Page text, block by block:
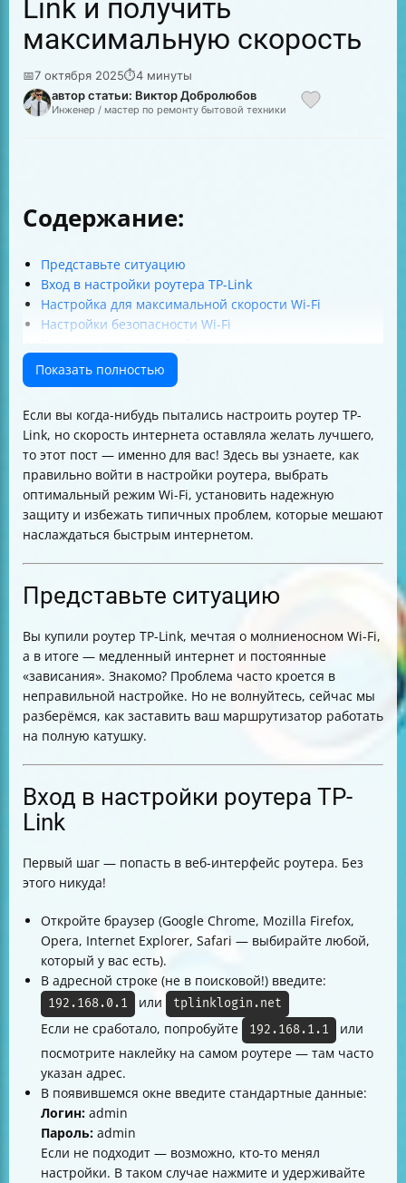
Link и получить
максимальную скорость
📅7 октября 2025⏱4 минуты
автор статьи: Виктор Добролюбов
Инженер / мастер по ремонту бытовой техники
Содержание:
Представьте ситуацию
Вход в настройки роутера TP-Link
Настройка для максимальной скорости Wi-Fi
Настройки безопасности Wi-Fi
изменения настроек?
Перезагрузка роутера
Полезные советы для стабильной работы
Таблица сравнения основных настроек для
максимальной скорости
Итог
Показать полностью
Если вы когда-нибудь пытались настроить роутер TP-
Link, но скорость интернета оставляла желать лучшего,
то этот пост — именно для вас! Здесь вы узнаете, как
правильно войти в настройки роутера, выбрать
оптимальный режим Wi-Fi, установить надежную
защиту и избежать типичных проблем, которые мешают
наслаждаться быстрым интернетом.
Представьте ситуацию
Вы купили роутер TP-Link, мечтая о молниеносном Wi-Fi,
а в итоге — медленный интернет и постоянные
«зависания». Знакомо? Проблема часто кроется в
неправильной настройке. Но не волнуйтесь, сейчас мы
разберёмся, как заставить ваш маршрутизатор работать
на полную катушку.
Вход в настройки роутера TP-
Link
Первый шаг — попасть в веб-интерфейс роутера. Без
этого никуда!
Откройте браузер (Google Chrome, Mozilla Firefox,
Opera, Internet Explorer, Safari — выбирайте любой,
который у вас есть).
В адресной строке (не в поисковой!) введите:
192.168.0.1 или tplinklogin.net
Если не сработало, попробуйте 192.168.1.1
или
посмотрите наклейку на самом роутере — там часто
указан адрес.
В появившемся окне введите стандартные данные:
Логин: admin
Пароль: admin
Если не подходит — возможно, кто-то менял
настройки. В таком случае нажмите и удерживайте